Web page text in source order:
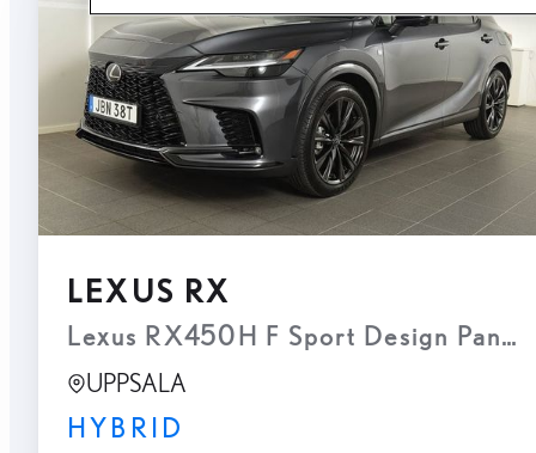
LEXUS RX
UPPSALA
HYBRID